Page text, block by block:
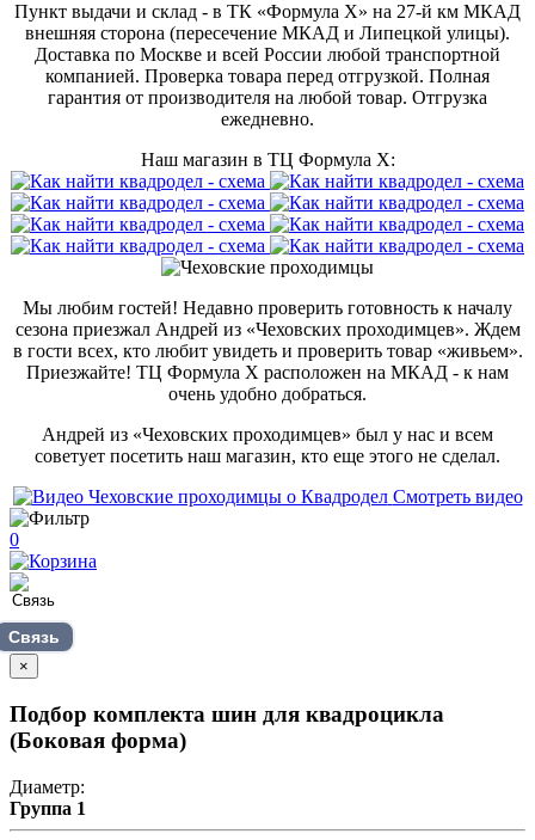
Пункт выдачи и склад - в ТК «Формула X» на 27-й км МКАД
внешняя сторона (пересечение МКАД и Липецкой улицы).
Доставка по Москве и всей России любой транспортной
компанией. Проверка товара перед отгрузкой. Полная
гарантия от производителя на любой товар. Отгрузка
ежедневно.
Наш магазин в ТЦ Формула Х:
Мы любим гостей! Недавно проверить готовность к началу
сезона приезжал Андрей из «Чеховских проходимцев». Ждем
в гости всех, кто любит увидеть и проверить товар «живьем».
Приезжайте! ТЦ Формула Х расположен на МКАД - к нам
очень удобно добраться.
Андрей из «Чеховских проходимцев» был у нас и всем
советует посетить наш магазин, кто еще этого не сделал.
Смотреть видео
0
Связь
×
Подбор комплекта шин для квадроцикла
(Боковая форма)
Диаметр:
Группа 1